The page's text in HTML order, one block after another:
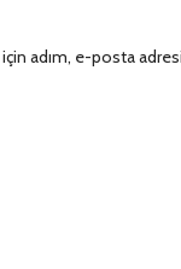
adım, e-posta